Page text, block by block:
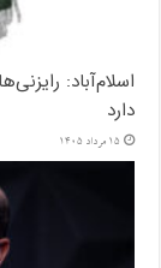
اسلام‌آباد:
دارد
15 مرداد 1405